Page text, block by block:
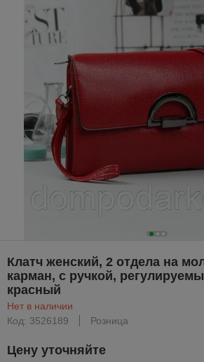
Клатч женский, 2 отдела на
карман, с ручкой,
красный
Нет в наличии
Код: 3526189
Розница
Цену уточняйте